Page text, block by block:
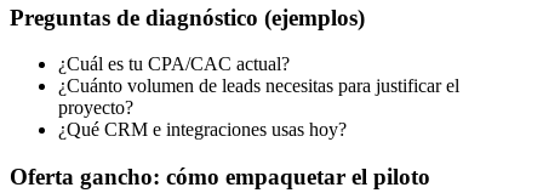
Preguntas de diagnóstico (ejemplos)
¿Cuál es tu CPA/CAC actual?
¿Cuánto volumen de leads necesitas para justificar el
proyecto?
¿Qué CRM e integraciones usas hoy?
Oferta gancho: cómo empaquetar el piloto